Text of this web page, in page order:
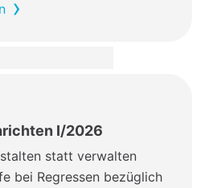
I/2026
statt verwalten
bei Regressen bezüglich